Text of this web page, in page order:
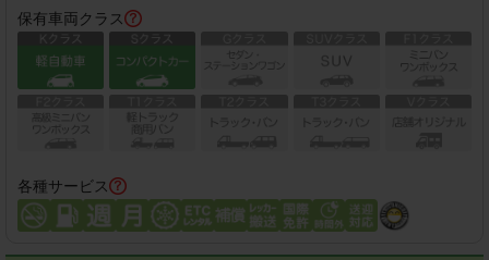
保有車両クラス
各種サービス